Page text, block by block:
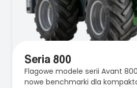
Seria 800
Flagowe modele serii Avant
nowe benchmarki dla